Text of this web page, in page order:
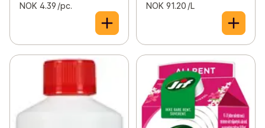
NOK 4.39 /pc. NOK 91.20 /L